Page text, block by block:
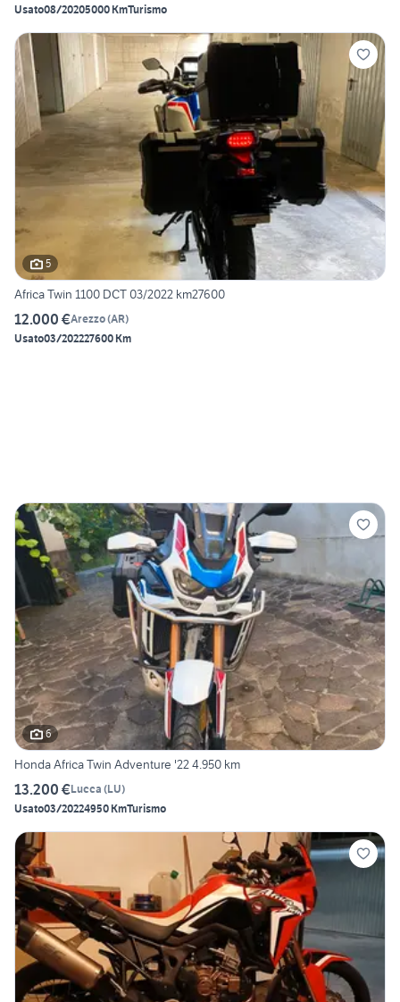
Usato08/20205000 KmTurismo
5
Africa Twin 1100 DCT 03/2022 km27600
12.000 €Arezzo(AR)
Usato03/202227600 Km
6
Honda Africa Twin Adventure '22 4.950 km
13.200 €Lucca (LU)
Usato03/20224950 KmTurismo